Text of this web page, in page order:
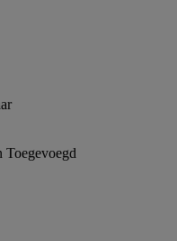
Toegevoegd